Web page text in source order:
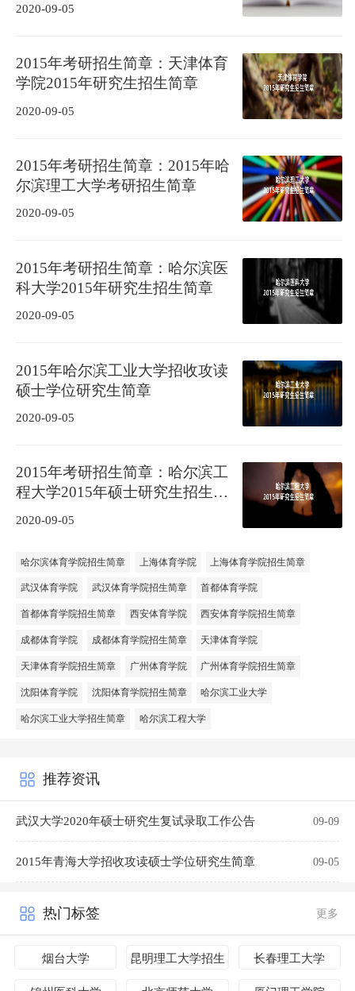
2020-09-05
2015年考研招生简章：天津体育
学院2015年研究生招生简章
2020-09-05
2015年考研招生简章：2015年哈
尔滨理工大学考研招生简章
2020-09-05
2015年考研招生简章：哈尔滨医
科大学2015年研究生招生简章
2020-09-05
2015年哈尔滨工业大学招收攻读
硕士学位研究生简章
2020-09-05
2015年考研招生简章：哈尔滨工
程大学2015年硕士研究生招生简
章
2020-09-05
哈尔滨体育学院招生简章 上海体育学院 上海体育学院招生简章
武汉体育学院 武汉体育学院招生简章 首都体育学院
首都体育学院招生简章 西安体育学院 西安体育学院招生简章
成都体育学院 成都体育学院招生简章 天津体育学院
天津体育学院招生简章 广州体育学院 广州体育学院招生简章
沈阳体育学院 沈阳体育学院招生简章 哈尔滨工业大学
哈尔滨工业大学招生简章 哈尔滨工程大学
推荐资讯
武汉大学2020年硕士研究生复试录取工作公告 09-09
2015年青海大学招收攻读硕士学位研究生简章 09-05
热门标签 更多
烟台大学
昆明理工大学招生
长春理工大学